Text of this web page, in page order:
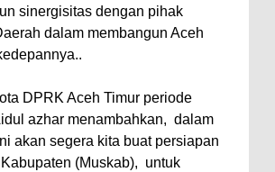
sinergisitas dengan pihak
dalam membangun Aceh
DPRK Aceh Timur periode
azhar menambahkan, dalam
akan segera kita buat persiapan
(Muskab), untuk